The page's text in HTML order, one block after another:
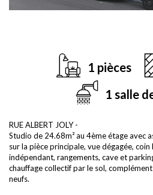
1 pièces
1 salle
RUE ALBERT JOLY -
Studio de 24.68m² au 4ème étage avec
sur la pièce principale, vue dégagée,
indépendant, rangements, cave et
chauffage collectif par le sol,
neufs.